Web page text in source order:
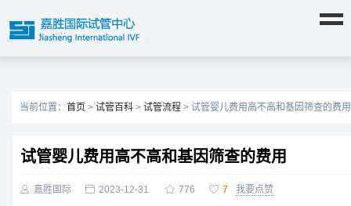
当前位置： 首页 > 试管百科 > 试管流程 > 试管婴儿费用高不高和基因筛查的费用
试管婴儿费用高不高和基因筛查的费用
 嘉胜国际  2023-12-31  776  7 我要点赞